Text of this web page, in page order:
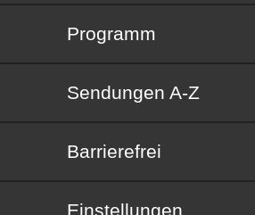
Programm
Sendungen von A bis Z
Sendungen A-Z
Barrierefrei
Barrierefrei
Einstellungen